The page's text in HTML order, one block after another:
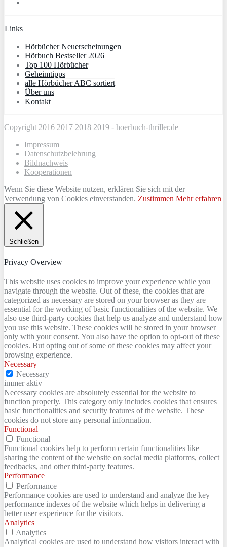
Links
Hörbücher Neuerscheinungen
Hörbuch Bestseller 2026
Top 100 Hörbücher
Geheimtipps
alle Hörbücher ABC sortiert
Über uns
Kontakt
Copyright 2016 2017 2018 2019 - hoerbuch-thriller.de
Impressum
Datenschutzbelehrung
Bildnachweis
Kooperationen
Wenn Sie diese Website nutzen, erklären Sie sich mit der
Verwendung von Cookies einverstanden. Zustimmen Mehr erfahren
Schließen
Privacy Overview
This website uses cookies to improve your experience while you
navigate through the website. Out of these, the cookies that are
categorized as necessary are stored on your browser as they are
essential for the working of basic functionalities of the website. We
also use third-party cookies that help us analyze and understand how
you use this website. These cookies will be stored in your browser
only with your consent. You also have the option to opt-out of these
cookies. But opting out of some of these cookies may affect your
browsing experience.
Necessary
Necessary
immer aktiv
Necessary cookies are absolutely essential for the website to
function properly. This category only includes cookies that ensures
basic functionalities and security features of the website. These
cookies do not store any personal information.
Functional
Functional
Functional cookies help to perform certain functionalities like
sharing the content of the website on social media platforms, collect
feedbacks, and other third-party features.
Performance
Performance
Performance cookies are used to understand and analyze the key
performance indexes of the website which helps in delivering a
better user experience for the visitors.
Analytics
Analytics
Analytical cookies are used to understand how visitors interact with